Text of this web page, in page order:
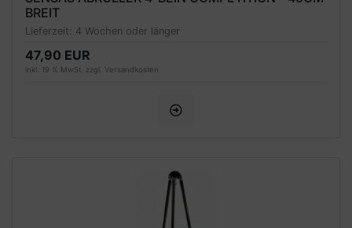
BREIT
Lieferzeit: 4 Wochen oder länger
47,90 EUR
inkl. 19 % MwSt. zzgl. Versandkosten